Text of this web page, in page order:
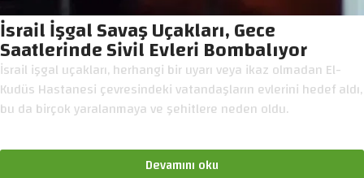
İsrail İşgal Savaş Uçakları, Gece
Saatlerinde Sivil Evleri Bombalıyor
İsrail işgal uçakları, herhangi bir uyarı veya ikaz olmadan El-
Kudüs Hastanesi çevresindeki vatandaşların evlerini hedef aldı,
bu da birçok yaralanmaya ve şehitlere neden oldu.
Devamını oku